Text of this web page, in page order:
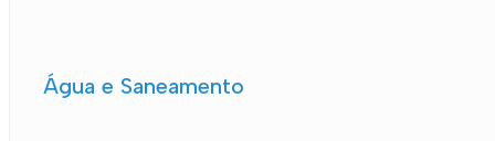
Água e Saneamento